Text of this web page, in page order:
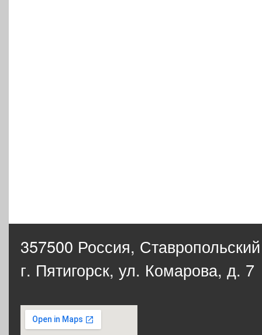
357500 Россия,
г. Пятигорск, ул. Комарова, д. 7